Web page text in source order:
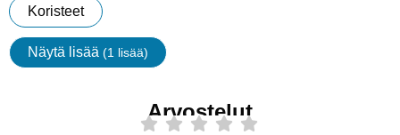
Koristeet
Näytä lisää (1 lisää)
ominaisuudet
Arvostelut